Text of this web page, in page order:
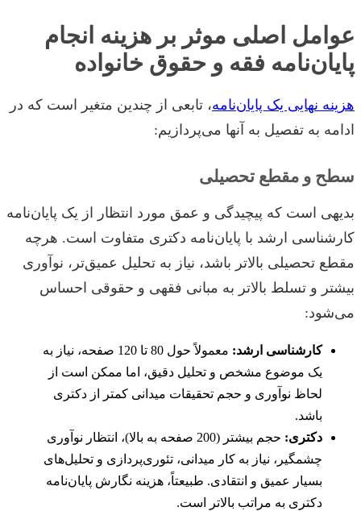
عوامل اصلی موثر بر هزینه انجام
پایان‌نامه فقه و حقوق خانواده
هزینه نهایی یک پایان‌نامه، تابعی از چندین متغیر است که در
ادامه به تفصیل به آنها می‌پردازیم:
سطح و مقطع تحصیلی
بدیهی است که پیچیدگی و عمق مورد انتظار از یک پایان‌نامه
کارشناسی ارشد با پایان‌نامه دکتری متفاوت است. هرچه
مقطع تحصیلی بالاتر باشد، نیاز به تحلیل عمیق‌تر، نوآوری
بیشتر و تسلط بالاتر به مبانی فقهی و حقوقی احساس
می‌شود:
کارشناسی ارشد:
معمولاً حول 80 تا 120 صفحه، نیاز به
یک موضوع مشخص و تحلیل دقیق، اما ممکن است از
لحاظ نوآوری و حجم تحقیقات میدانی کمتر از دکتری
باشد.
دکتری:
حجم بیشتر (200 صفحه به بالا)، انتظار نوآوری
چشمگیر، نیاز به کار میدانی، تئوری‌پردازی و تحلیل‌های
بسیار عمیق و انتقادی. طبیعتاً، هزینه نگارش پایان‌نامه
دکتری به مراتب بالاتر است.